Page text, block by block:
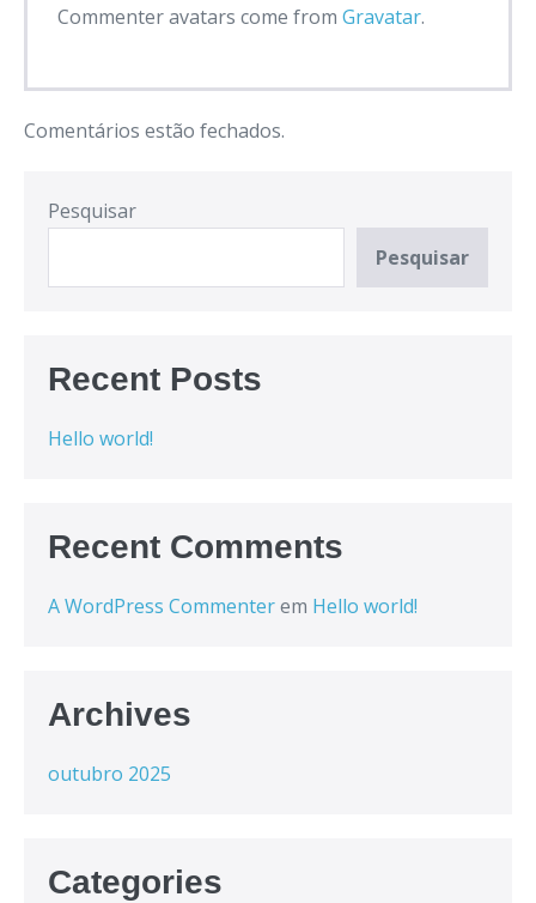
Commenter avatars come from Gravatar.
Comentários estão fechados.
Pesquisar
Pesquisar
Recent Posts
Hello world!
Recent Comments
A WordPress Commenterem Hello world!
Archives
outubro 2025
Categories